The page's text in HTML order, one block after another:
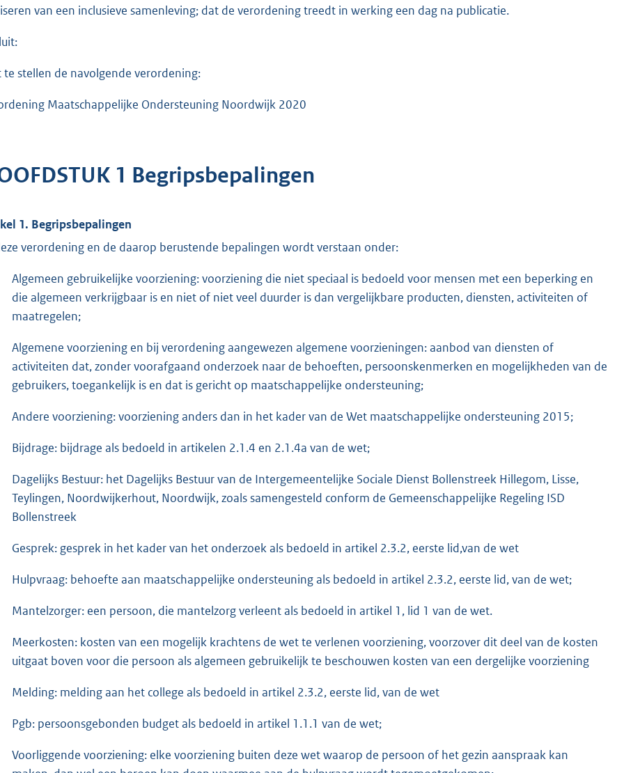
van een inclusieve samenleving; dat de verordening treedt in werking een dag na publicatie.
te stellen de navolgende verordening:
Maatschappelijke Ondersteuning Noordwijk 2020
1 Begripsbepalingen
1. Begripsbepalingen
verordening en de daarop berustende bepalingen wordt verstaan onder:
Algemeen gebruikelijke voorziening: voorziening die niet speciaal is bedoeld voor mensen met een beperking en
die algemeen verkrijgbaar is en niet of niet veel duurder is dan vergelijkbare producten, diensten, activiteiten of
maatregelen;
Algemene voorziening en bij verordening aangewezen algemene voorzieningen: aanbod van diensten of
activiteiten dat, zonder voorafgaand onderzoek naar de behoeften, persoonskenmerken en mogelijkheden van de
gebruikers, toegankelijk is en dat is gericht op maatschappelijke ondersteuning;
Andere voorziening: voorziening anders dan in het kader van de Wet maatschappelijke ondersteuning 2015;
Bijdrage: bijdrage als bedoeld in artikelen 2.1.4 en 2.1.4a van de wet;
Dagelijks Bestuur: het Dagelijks Bestuur van de Intergemeentelijke Sociale Dienst Bollenstreek Hillegom, Lisse,
Teylingen, Noordwijkerhout, Noordwijk, zoals samengesteld conform de Gemeenschappelijke Regeling ISD
Bollenstreek
Gesprek: gesprek in het kader van het onderzoek als bedoeld in artikel 2.3.2, eerste lid,van de wet
Hulpvraag: behoefte aan maatschappelijke ondersteuning als bedoeld in artikel 2.3.2, eerste lid, van de wet;
Mantelzorger: een persoon, die mantelzorg verleent als bedoeld in artikel 1, lid 1 van de wet.
Meerkosten: kosten van een mogelijk krachtens de wet te verlenen voorziening, voorzover dit deel van de kosten
uitgaat boven voor die persoon als algemeen gebruikelijk te beschouwen kosten van een dergelijke voorziening
Melding: melding aan het college als bedoeld in artikel 2.3.2, eerste lid, van de wet
Pgb: persoonsgebonden budget als bedoeld in artikel 1.1.1 van de wet;
Voorliggende voorziening: elke voorziening buiten deze wet waarop de persoon of het gezin aanspraak kan